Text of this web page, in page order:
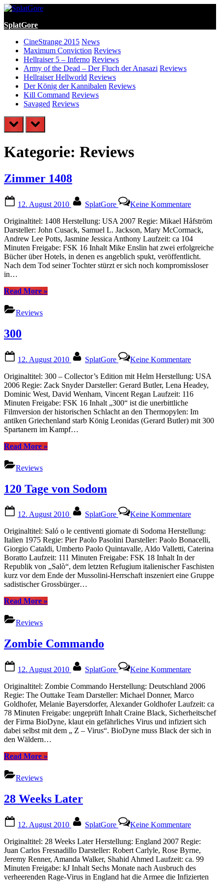
Skip
content
SplatGore
CineStrange 2015 News
Maximum Conviction Reviews
Hellraiser 5 – Inferno Reviews
Army of the Dead – Der Fluch der Anasazi Reviews
Hellraiser Hellworld Reviews
Der König der Kannibalen Reviews
Kill Command Reviews
Savaged Reviews
prev next
Kategorie: Reviews
Zimmer 1408
on
12. August 2010 SplatGore Keine KommentareZimmer
1408
Originaltitel: 1408 Herstellung: USA 2007 Regie: Mikael Håfström
Darsteller: John Cusack, Samuel L. Jackson, Mary McCormack,
Andrew Lee Potts, Jasmine Jessica Anthony Laufzeit: ca 104
Minuten Freigabe: FSK 16 Inhalt Mike Enslin hat zwei erfolgreiche
Bücher über Hotels, in denen es angeblich spukt, veröffentlicht.
Nach dem Tod seiner Tochter stürzt er sich noch kompromissloser
in…
Read More“Zimmer
»
Reviews
300
on
12. August 2010 SplatGore Keine Kommentare300
Originaltitel: 300 – Collector’s Edition mit Helm Herstellung: USA
2006 Regie: Zack Snyder Darsteller: Gerard Butler, Lena Headey,
Dominic West, David Wenham, Vincent Regan Laufzeit: 116
Minuten Freigabe: FSK 16 Inhalt „300“ ist die unerbittliche
Filmversion der historischen Schlacht an den Thermopylen: Im
antiken Griechenland starb König Leonidas (Gerard Butler) mit 300
Spartanern im Kampf…
Read More“300”
»
Reviews
120 Tage von Sodom
on
12. August 2010 SplatGore Keine Kommentare120
Tage
von
Sodom
Originaltitel: Saló o le centiventi giornate di Sodoma Herstellung:
Italien 1975 Regie: Pier Paolo Pasolini Darsteller: Paolo Bonacelli,
Giorgio Cataldi, Umberto Paolo Quintavalle, Aldo Valletti, Caterina
Boratto Laufzeit: 111 Minuten Freigabe: FSK 18 Inhalt In der
Republik von „Salò“, dem letzten Refugium italienischer Faschisten
kurz vor dem Ende der Mussolini-Herrschaft inszeniert eine Gruppe
sadistischer Grossbürger…
Read More“120
Sodom”
»
Reviews
Zombie Commando
on
12. August 2010 SplatGore Keine KommentareZombie
Originaltitel: Zombie Commando Herstellung: Deutschland 2006
Regie: The Outtake Team Darsteller: Michael Donner, Marco
Goldhofer, Melanie Bayersdorfer, Alexander Goldhofer Laufzeit: ca
78 Minuten Freigabe: ungeprüft Inhalt Craine Black, Sicherheitschef
der Firma BioDyne, klaut ein gefährliches Virus und infiziert sich
dabei selbst mit dem „ Z – Virus“. BioDyne muss Black der sich in
den Wäldern…
Read More“Zombie
»
Reviews
28 Weeks Later
on
12. August 2010 SplatGore Keine Kommentare28
Weeks
Later
Originaltitel: 28 Weeks Later Herstellung: England 2007 Regie:
Juan Carlos Fresnadillo Darsteller: Robert Carlyle, Rose Byrne,
Jeremy Renner, Amanda Walker, Shahid Ahmed Laufzeit: ca. 99
Minuten Freigabe: kJ Inhalt Sechs Monate nach Ausbruch des
verheerenden Rage-Virus in England hat die Armee die Infizierten